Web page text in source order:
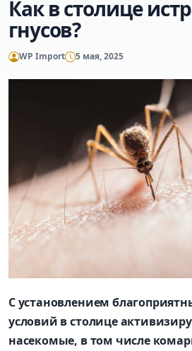
Как в столице
гнусов?
WP Import 5 мая, 2025
С установлением
условий в столице
насекомые, в том числе